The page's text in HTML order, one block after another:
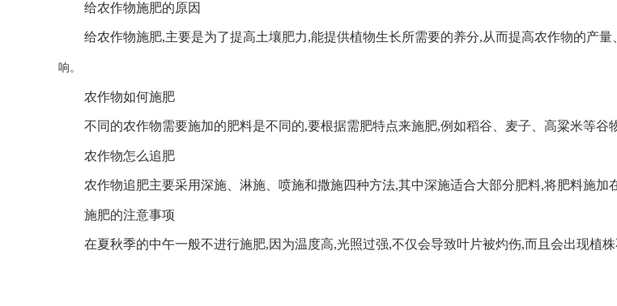
给农作物施肥的原因
给农作物施肥,主要是为了提高土壤肥力,能提供植物生长所需要的养分,从而提高农作物的产量
响。
农作物如何施肥
不同的农作物需要施加的肥料是不同的,要根据需肥特点来施肥,例如稻谷、麦子、高粱米等谷
农作物怎么追肥
农作物追肥主要采用深施、淋施、喷施和撒施四种方法,其中深施适合大部分肥料,将肥料施加
施肥的注意事项
在夏秋季的中午一般不进行施肥,因为温度高,光照过强,不仅会导致叶片被灼伤,而且会出现植